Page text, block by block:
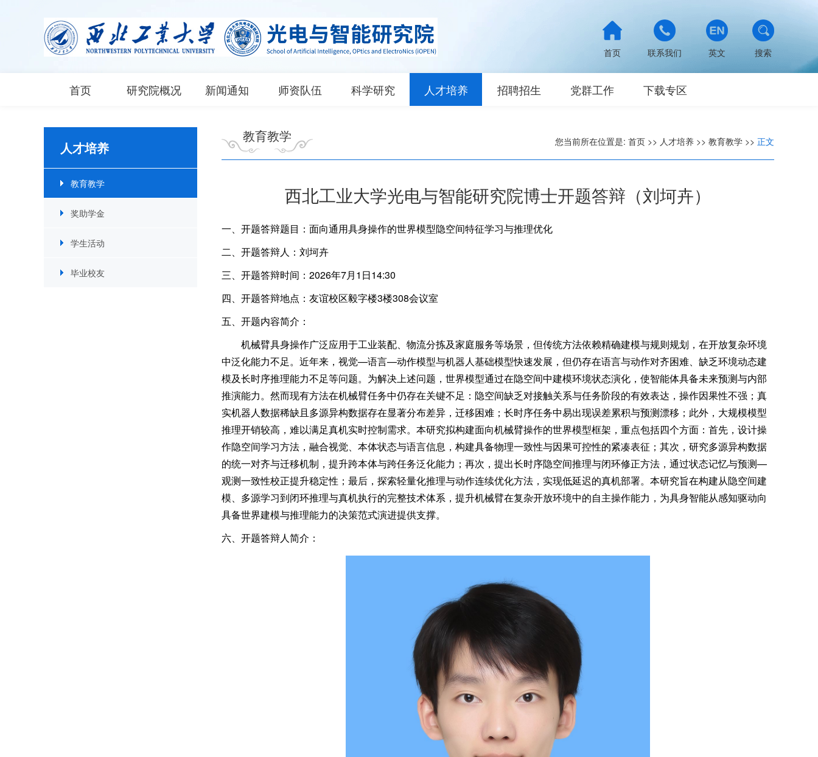
搜索
英文
联系我们
首页
首页 研究院概况 新闻通知 师资队伍 科学研究 人才培养 招聘招生 党群工作 下载专区
人才培养
教育教学
奖助学金
学生活动
毕业校友
教育教学 您当前所在位置是: 首页 >> 人才培养 >> 教育教学 >> 正文
西北工业大学光电与智能研究院博士开题答辩（刘坷卉）
一、开题答辩题目：面向通用具身操作的世界模型隐空间特征学习与推理优化
二、开题答辩人：刘坷卉
三、开题答辩时间：2026年7月1日14:30
四、开题答辩地点：友谊校区毅字楼3楼308会议室
五、开题内容简介：
机械臂具身操作广泛应用于工业装配、物流分拣及家庭服务等场景，但传统方法依赖精确建模与规则规划，在开放复杂环境
中泛化能力不足。近年来，视觉—语言—动作模型与机器人基础模型快速发展，但仍存在语言与动作对齐困难、缺乏环境动态建
模及长时序推理能力不足等问题。为解决上述问题，世界模型通过在隐空间中建模环境状态演化，使智能体具备未来预测与内部
推演能力。然而现有方法在机械臂任务中仍存在关键不足：隐空间缺乏对接触关系与任务阶段的有效表达，操作因果性不强；真
实机器人数据稀缺且多源异构数据存在显著分布差异，迁移困难；长时序任务中易出现误差累积与预测漂移；此外，大规模模型
推理开销较高，难以满足真机实时控制需求。本研究拟构建面向机械臂操作的世界模型框架，重点包括四个方面：首先，设计操
作隐空间学习方法，融合视觉、本体状态与语言信息，构建具备物理一致性与因果可控性的紧凑表征；其次，研究多源异构数据
的统一对齐与迁移机制，提升跨本体与跨任务泛化能力；再次，提出长时序隐空间推理与闭环修正方法，通过状态记忆与预测—
观测一致性校正提升稳定性；最后，探索轻量化推理与动作连续优化方法，实现低延迟的真机部署。本研究旨在构建从隐空间建
模、多源学习到闭环推理与真机执行的完整技术体系，提升机械臂在复杂开放环境中的自主操作能力，为具身智能从感知驱动向
具备世界建模与推理能力的决策范式演进提供支撑。
六、开题答辩人简介：